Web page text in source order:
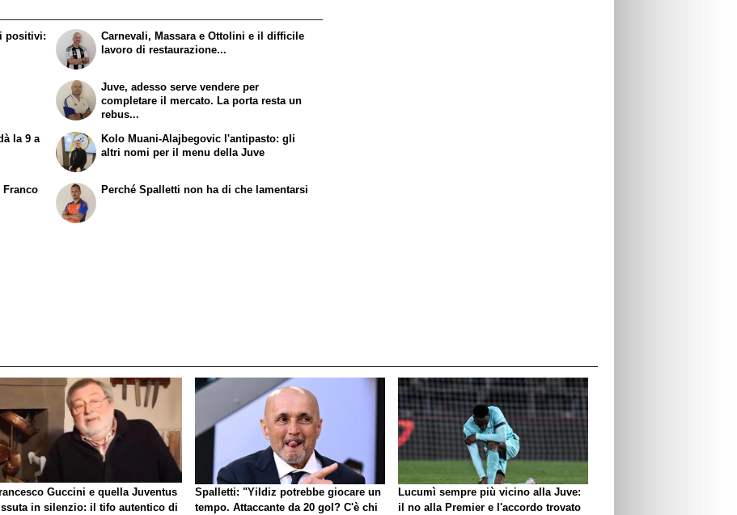
positivi:
Carnevali, Massara e Ottolini e il difficile
lavoro di restaurazione...
Juve, adesso serve vendere per
completare il mercato. La porta resta un
rebus...
la 9 a
Kolo Muani-Alajbegovic l'antipasto: gli
altri nomi per il menu della Juve
Perché Spalletti non ha di che lamentarsi
Guccini e quella Juventus
in silenzio: il tifo autentico di
Spalletti: "Yildiz potrebbe giocare un
tempo. Attaccante da 20 gol? C'è chi
Lucumì sempre più vicino alla Juve:
il no alla Premier e l'accordo trovato